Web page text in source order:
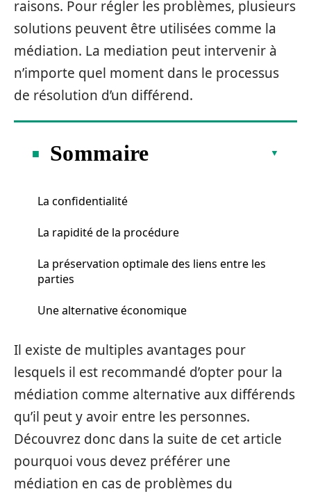
raisons. Pour régler les problèmes, plusieurs
solutions peuvent être utilisées comme la
médiation. La mediation peut intervenir à
n’importe quel moment dans le processus
de résolution d’un différend.
Sommaire
La confidentialité
La rapidité de la procédure
La préservation optimale des liens entre les
parties
Une alternative économique
Il existe de multiples avantages pour
lesquels il est recommandé d’opter pour la
médiation comme alternative aux différends
qu’il peut y avoir entre les personnes.
Découvrez donc dans la suite de cet article
pourquoi vous devez préférer une
médiation en cas de problèmes du